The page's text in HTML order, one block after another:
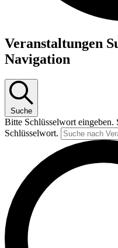
Veranstaltungen
für
15.
August
2025
Veranstaltungen
Navigation
Suche
Bitte Schlüsselwort eingeben.
Schlüsselwort.